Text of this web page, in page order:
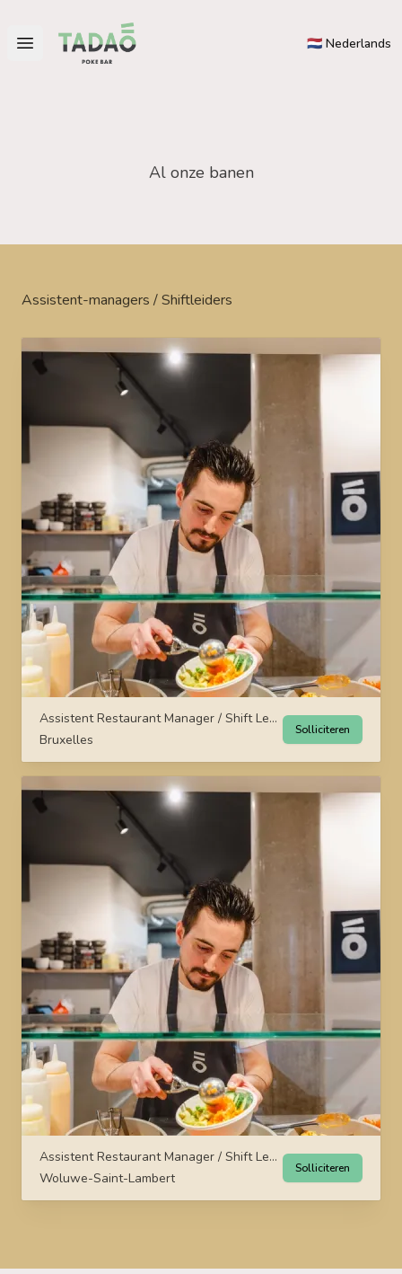
Open main menu 🇳🇱 Nederlands
Al onze banen
Assistent-managers / Shiftleiders
Assistent Restaurant Manager / Shift Leader
Bruxelles
Solliciteren
Assistent Restaurant Manager / Shift Leader
Woluwe-Saint-Lambert
Solliciteren